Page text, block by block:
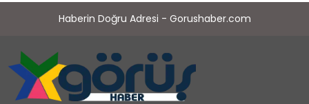
Haberin Doğru Adresi - Gorushaber.com